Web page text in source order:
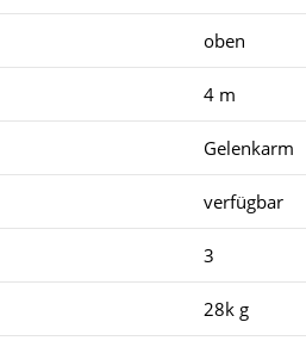
oben
4 m
Gelenkarm
verfügbar
3
28k g